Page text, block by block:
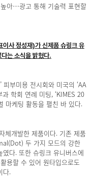
아…광고 통해 기술력 표현할
이사 정성재)가신제품 슈링크 유
는 소식을 밝혔다.
부미용 전시회와 미국의 ‘AA
학회 연례 미팅, ‘KIMES 20
마케팅 활동을 펼친 바 있다.
체개발한 제품이다. 기존 제품
두 가지 모드의 강한
다. 또한 슈링크 유니버스에
용할 수 있어 원타입으로도
다.